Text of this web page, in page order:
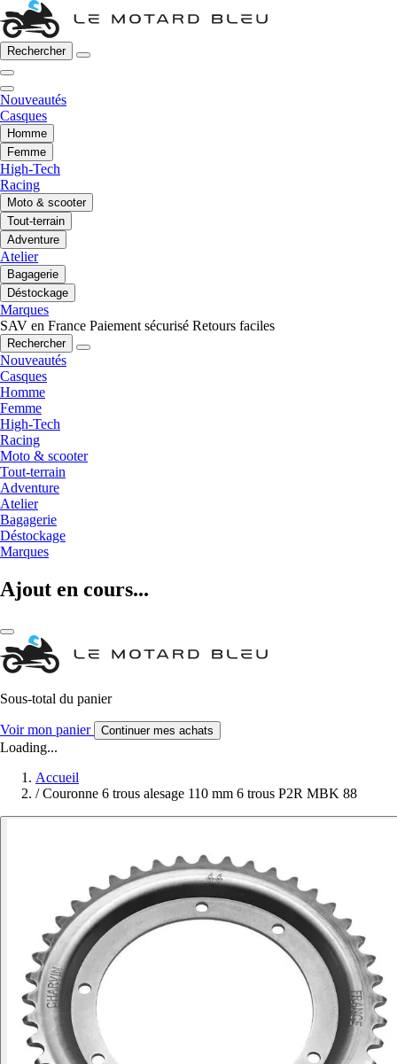
Rechercher
Nouveautés
Casques
Homme
Femme
High-Tech
Racing
Moto & scooter
Tout-terrain
Adventure
Atelier
Bagagerie
Déstockage
Marques
SAV en France Paiement sécurisé Retours faciles
Rechercher
Nouveautés
Casques
Homme
Femme
High-Tech
Racing
Moto & scooter
Tout-terrain
Adventure
Atelier
Bagagerie
Déstockage
Marques
Ajout en cours...
Sous-total du panier
Voir mon panier Continuer mes achats
Loading...
Accueil
/ Couronne 6 trous alesage 110 mm 6 trous P2R MBK 88